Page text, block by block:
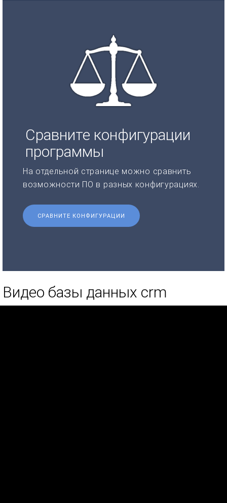
Сравните конфигурации
программы
На отдельной странице можно сравнить
возможности ПО в разных конфигурациях.
СРАВНИТЕ КОНФИГУРАЦИИ
Видео базы данных crm